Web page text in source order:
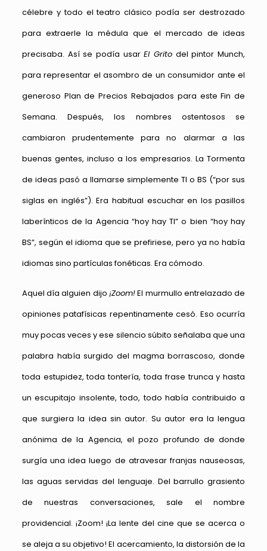
célebre y todo el teatro clásico podía ser destrozado
para extraerle la médula que el mercado de ideas
precisaba. Así se podía usarEl Grito del pintor Munch,
para representar el asombro de un consumidor ante el
generoso Plan de Precios Rebajados para este Fin de
Semana. Después, los nombres ostentosos se
cambiaron prudentemente para no alarmar a las
buenas gentes, incluso a los empresarios. La Tormenta
de ideas pasó a llamarse simplemente TI o BS (“por sus
siglas en inglés”). Era habitual escuchar en los pasillos
laberínticos de la Agencia “hoy hay TI” o bien “hoy hay
BS”, según el idioma que se prefiriese, pero ya no había
idiomas sino partículas fonéticas. Era cómodo.
Aquel día alguien dijo ¡Zoom!El murmullo entrelazado de
opiniones patafísicas repentinamente cesó. Eso ocurría
muy pocas veces y ese silencio súbito señalaba que una
palabra había surgido del magma borrascoso, donde
toda estupidez, toda tontería, toda frase trunca y hasta
un escupitajo insolente, todo, todo había contribuido a
que surgiera la idea sin autor. Su autor era la lengua
anónima de la Agencia, el pozo profundo de donde
surgía una idea luego de atravesar franjas nauseosas,
las aguas servidas del lenguaje. Del barrullo grasiento
de nuestras conversaciones, sale el nombre
providencial. ¡Zoom! ¡La lente del cine que se acerca o
se aleja a su objetivo! El acercamiento, la distorsión de la